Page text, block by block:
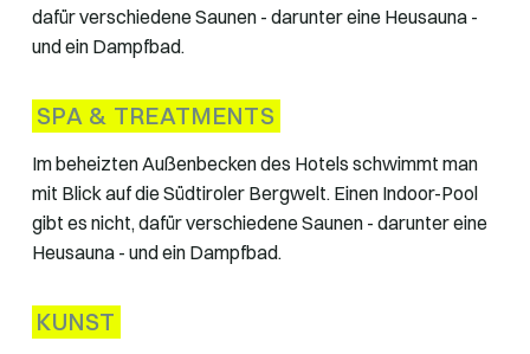
dafür verschiedene Saunen - darunter eine Heusauna -
und ein Dampfbad.
SPA & TREATMENTS
Im beheizten Außenbecken des Hotels schwimmt man
mit Blick auf die Südtiroler Bergwelt. Einen Indoor-Pool
gibt es nicht, dafür verschiedene Saunen - darunter eine
Heusauna - und ein Dampfbad.
KUNST